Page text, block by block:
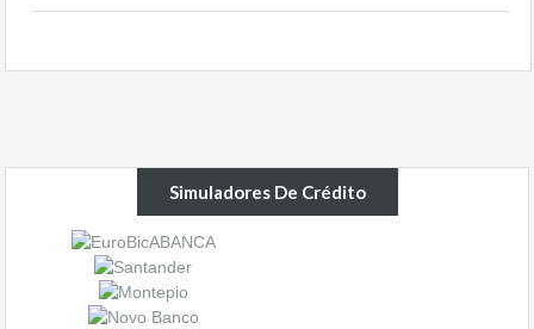
Simuladores De Crédito